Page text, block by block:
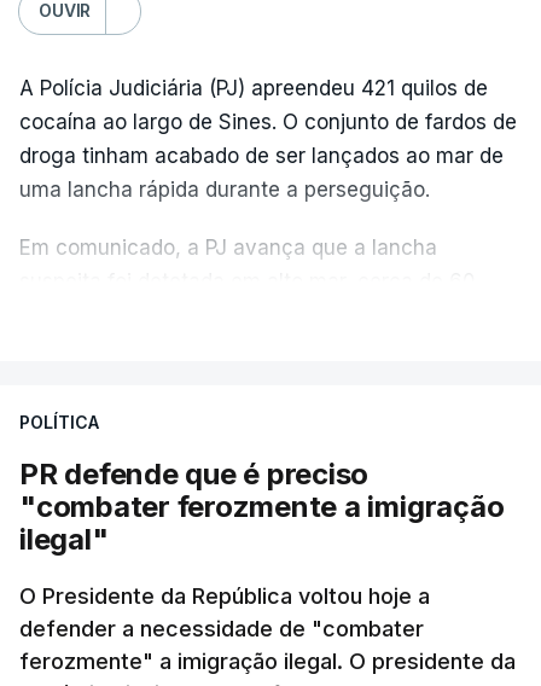
OUVIR
A Polícia Judiciária (PJ) apreendeu 421 quilos de
cocaína ao largo de Sines. O conjunto de fardos de
droga tinham acabado de ser lançados ao mar de
uma lancha rápida durante a perseguição.
Em comunicado, a PJ avança que a lancha
desencadeando uma ação de prevenção
articulação com a Marinha, a Autoridade Marítima
Nacional e a Força Aérea.
apreendida mais cocaína até ao momento de que
em todo o ano de 2025.
POLÍTICA
PR defende que é preciso
"combater ferozmente a imigração
ilegal"
O Presidente da República voltou hoje a
defender a necessidade de "combater
ferozmente" a imigração ilegal. O presidente da